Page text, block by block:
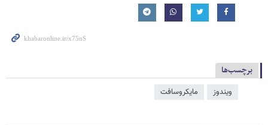
برچسب‌ها
ویندوز مایکروسافت